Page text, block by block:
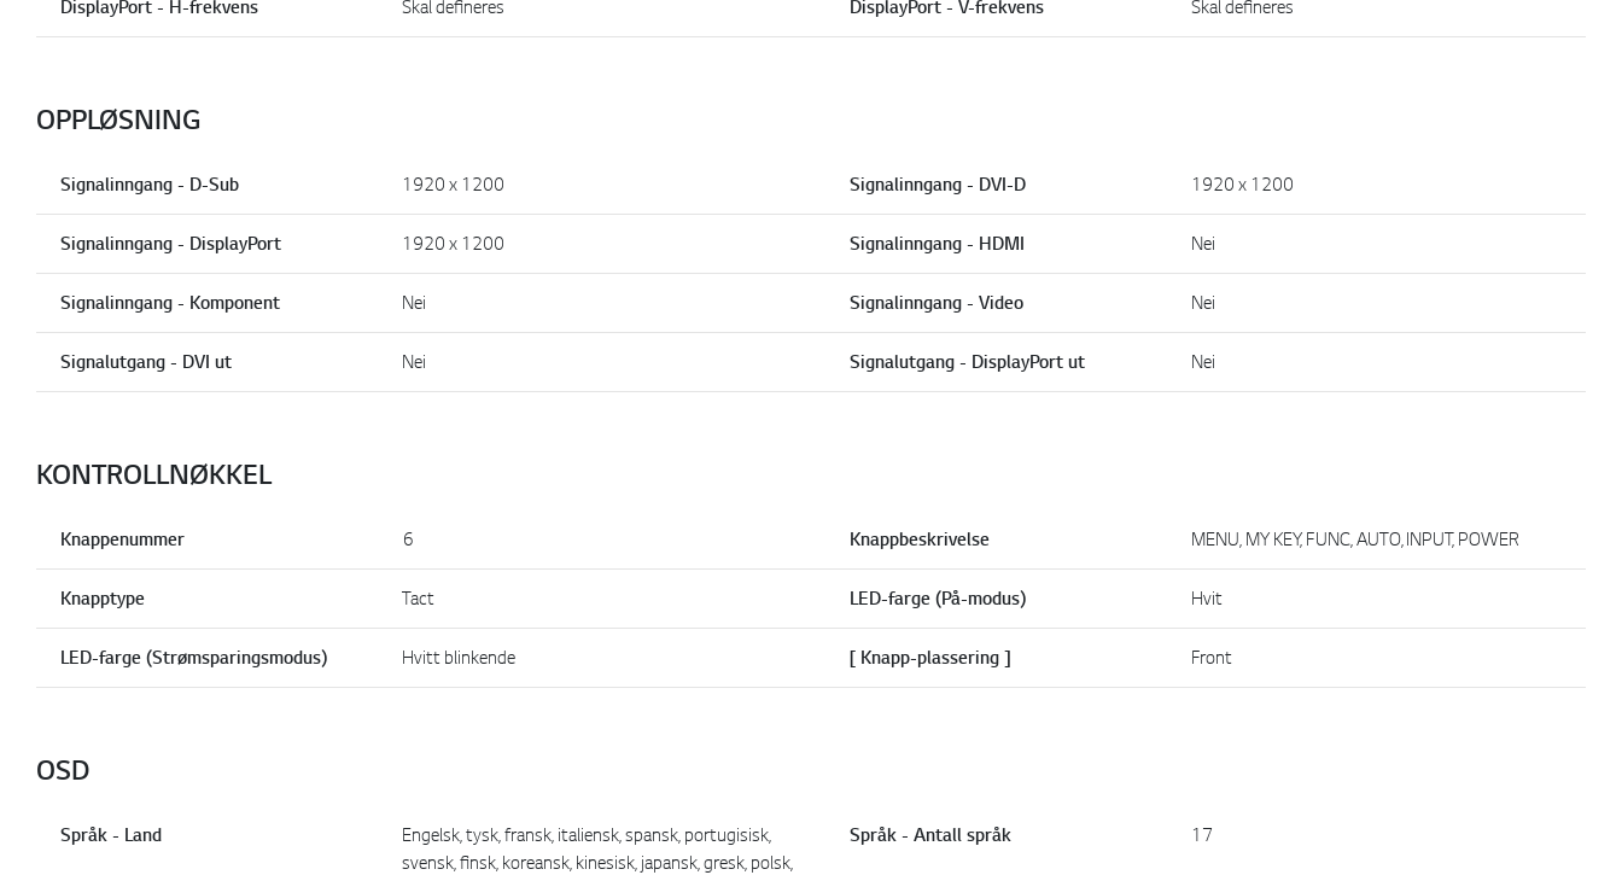
DisplayPort - H-frekvens Skal defineres DisplayPort - V-frekvens Skal defineres
OPPLØSNING
Signalinngang - D-Sub 1920 x 1200 Signalinngang - DVI-D 1920 x 1200
Signalinngang - DisplayPort 1920 x 1200 Signalinngang - HDMI Nei
Signalinngang - Komponent Nei Signalinngang - Video Nei
Signalutgang - DVI ut Nei Signalutgang - DisplayPort ut Nei
KONTROLLNØKKEL
Knappenummer 6 Knappbeskrivelse MENU, MY KEY, FUNC, AUTO, INPUT, POWER
Knapptype Tact LED-farge (På-modus) Hvit
LED-farge (Strømsparingsmodus) Hvitt blinkende [ Knapp-plassering ] Front
OSD
Språk - Land
Engelsk, tysk, fransk, italiensk, spansk, portugisisk,
svensk, finsk, koreansk, kinesisk, japansk, gresk, polsk,
Språk - Antall språk 17